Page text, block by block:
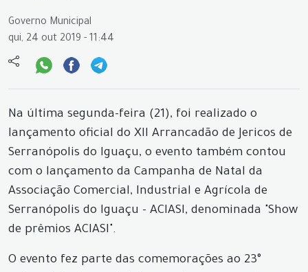
Governo Municipal
qui, 24 out 2019 - 11:44
Na última segunda-feira (21), foi realizado o
lançamento oficial do XII Arrancadão de Jericos de
Serranópolis do Iguaçu, o evento também contou
com o lançamento da Campanha de Natal da
Associação Comercial, Industrial e Agrícola de
Serranópolis do Iguaçu - ACIASI, denominada "Show
de prêmios ACIASI".
O evento fez parte das comemorações ao 23°